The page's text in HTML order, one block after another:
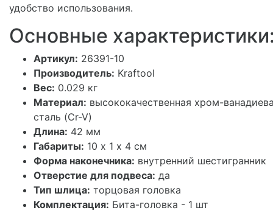
удобство использования.
Основные
Артикул: 26391-10
Производитель: Kraftool
Вес: 0.029 кг
Материал: высококачественная хром-
сталь (Cr-V)
Длина: 42 мм
Габариты: 10 х 1 х 4 см
Форма наконечника: внутренний шестигранник
Отверстие для подвеса: да
Тип шлица: торцовая головка
Комплектация: Бита-головка - 1 шт